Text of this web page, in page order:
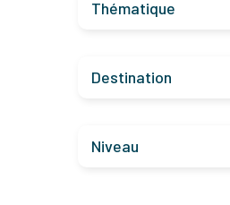
Thématique
Destination
Niveau